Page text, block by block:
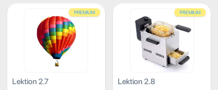
PREMIUM
Lektion 2.7
PREMIUM
Lektion 2.8